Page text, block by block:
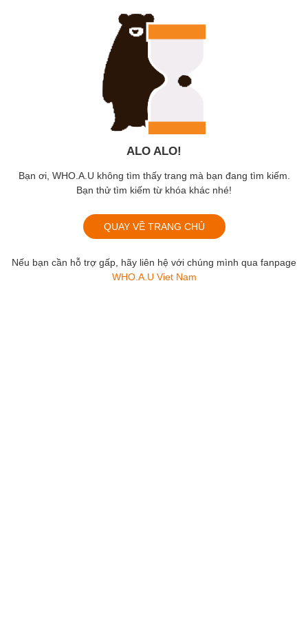
ALO ALO!
Bạn ơi, WHO.A.U không tìm thấy trang mà bạn đang tìm kiếm.
Bạn thử tìm kiếm từ khóa khác nhé!
QUAY VỀ TRANG CHỦ
Nếu bạn cần hỗ trợ gấp, hãy liên hệ với chúng mình qua fanpage
WHO.A.U Viet Nam